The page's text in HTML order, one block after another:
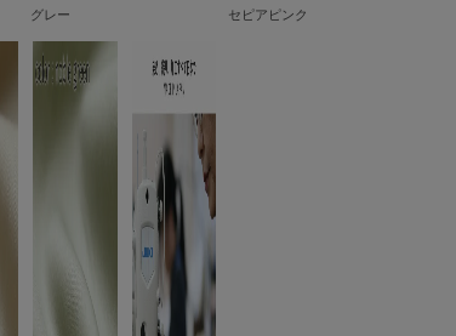
グレー セピアピンク